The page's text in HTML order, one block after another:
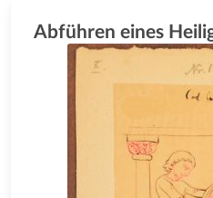
Abführen eines